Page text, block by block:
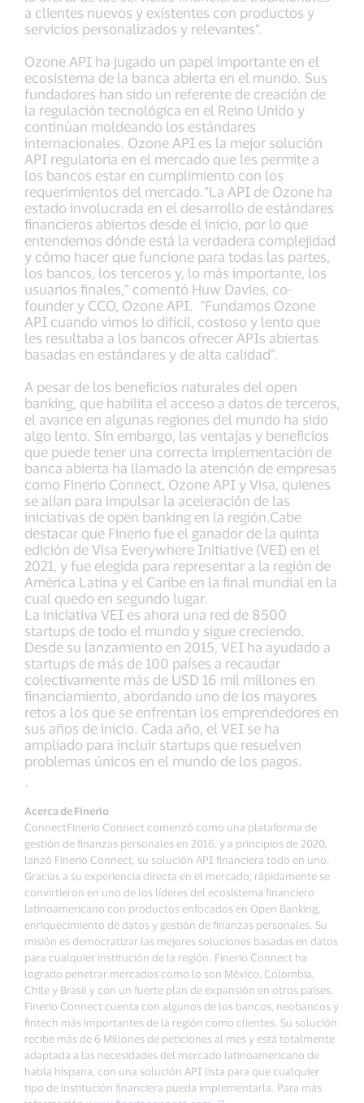
a clientes nuevos y existentes con productos y
servicios personalizados y relevantes”.
Ozone API ha jugado un papel importante en el
ecosistema de la banca abierta en el mundo. Sus
fundadores han sido un referente de creación de
la regulación tecnológica en el Reino Unido y
continúan moldeando los estándares
internacionales. Ozone API es la mejor solución
API regulatoria en el mercado que les permite a
los bancos estar en cumplimiento con los
requerimientos del mercado.“La API de Ozone ha
estado involucrada en el desarrollo de estándares
financieros abiertos desde el inicio, por lo que
entendemos dónde está la verdadera complejidad
y cómo hacer que funcione para todas las partes,
los bancos, los terceros y, lo más importante, los
usuarios finales,” comentó Huw Davies, co-
founder y CCO, Ozone API. “Fundamos Ozone
API cuando vimos lo difícil, costoso y lento que
les resultaba a los bancos ofrecer APIs abiertas
basadas en estándares y de alta calidad”.
A pesar de los beneficios naturales del open
banking, que habilita el acceso a datos de terceros,
el avance en algunas regiones del mundo ha sido
algo lento. Sin embargo, las ventajas y beneficios
que puede tener una correcta implementación de
banca abierta ha llamado la atención de empresas
como Finerio Connect, Ozone API y Visa, quienes
se alían para impulsar la aceleración de las
iniciativas de open banking en la región.Cabe
destacar que Finerio fue el ganador de la quinta
edición de Visa Everywhere Initiative (VEI) en el
2021, y fue elegida para representar a la región de
América Latina y el Caribe en la final mundial en la
cual quedo en segundo lugar.
La iniciativa VEI es ahora una red de 8500
startups de todo el mundo y sigue creciendo.
Desde su lanzamiento en 2015, VEI ha ayudado a
startups de más de 100 países a recaudar
colectivamente más de USD 16 mil millones en
financiamiento, abordando uno de los mayores
retos a los que se enfrentan los emprendedores en
sus años de inicio. Cada año, el VEI se ha
ampliado para incluir startups que resuelven
problemas únicos en el mundo de los pagos.
-
Acerca de Finerio
ConnectFinerio Connect comenzó como una plataforma de
gestión de finanzas personales en 2016, y a principios de 2020,
lanzó Finerio Connect, su solución API financiera todo en uno.
Gracias a su experiencia directa en el mercado, rápidamente se
convirtieron en uno de los líderes del ecosistema financiero
latinoamericano con productos enfocados en Open Banking,
enriquecimiento de datos y gestión de finanzas personales. Su
misión es democratizar las mejores soluciones basadas en datos
para cualquier institución de la región. Finerio Connect ha
logrado penetrar mercados como lo son México, Colombia,
Chile y Brasil y con un fuerte plan de expansión en otros países.
Finerio Connect cuenta con algunos de los bancos, neobancos y
fintech más importantes de la región como clientes. Su solución
recibe más de 6 Millones de peticiones al mes y está totalmente
adaptada a las necesidades del mercado latinoamericano de
habla hispana, con una solución API lista para que cualquier
tipo de institución financiera pueda implementarla. Para más